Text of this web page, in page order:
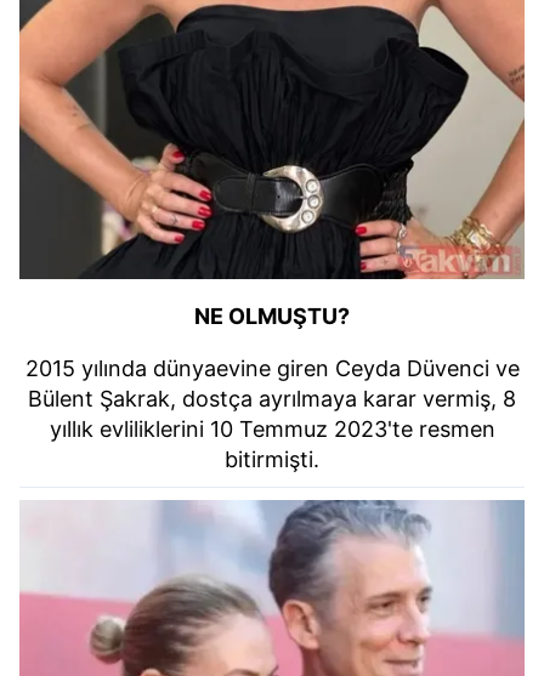
NE OLMUŞTU?
2015 yılında dünyaevine giren Ceyda Düvenci ve
Bülent Şakrak, dostça ayrılmaya karar vermiş, 8
yıllık evliliklerini 10 Temmuz 2023'te resmen
bitirmişti.